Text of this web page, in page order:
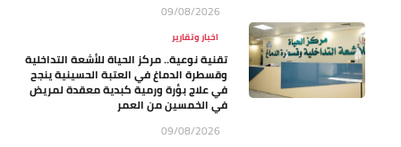
09/08/2026
اخبار وتقارير
تقنية نوعية.. مركز الحياة للأشعة التداخلية
وقسطرة الدماغ في العتبة الحسينية ينجح
في علاج بؤرة ورمية كبدية معقدة لمريض
في الخمسين من العمر
09/08/2026